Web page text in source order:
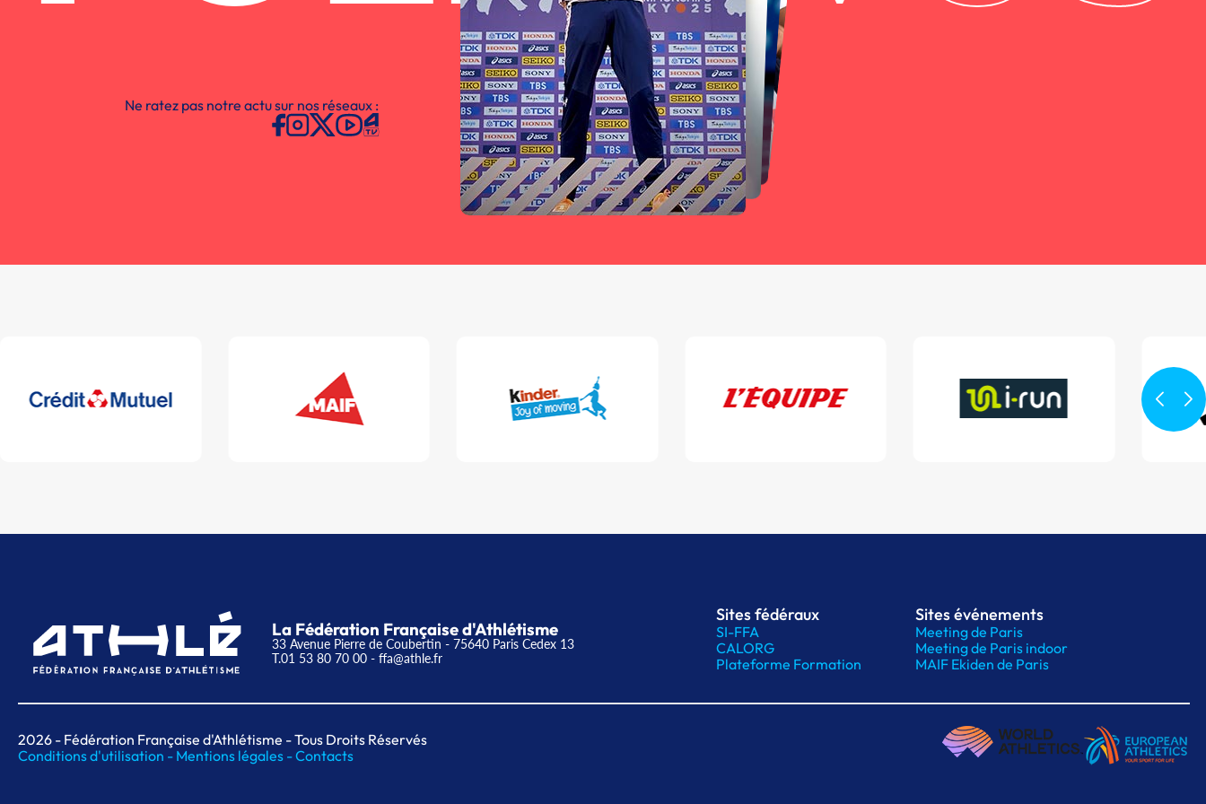
Ne ratez pas notre actu sur nos réseaux :
La Fédération Française d'Athlétisme
33 Avenue Pierre de Coubertin - 75640 Paris Cedex 13
T.01 53 80 70 00 - ffa@athle.fr
Sites fédéraux
SI-FFA
CALORG
Plateforme Formation
Sites événements
Meeting de Paris
Meeting de Paris indoor
MAIF Ekiden de Paris
2026 - Fédération Française d'Athlétisme - Tous Droits Réservés
Conditions d'utilisation - Mentions légales -Contacts